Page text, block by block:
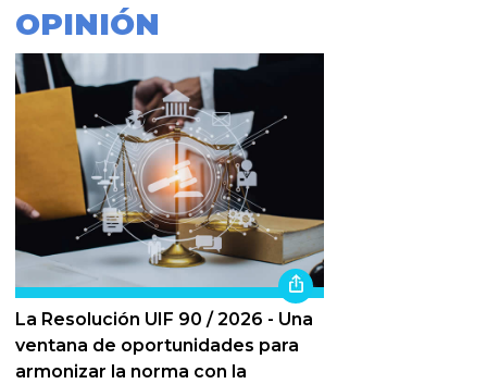
OPINIÓN
La Resolución UIF 90 / 2026 - Una
ventana de oportunidades para
armonizar la norma con la